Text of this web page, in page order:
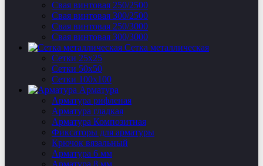
Свая винтовая 250/2500
Свая винтовая 300/2500
Свая винтовая 250/3000
Свая винтовая 300/3000
Сетка металлическая
Сетки 25х25
Сетки 50х50
Сетки 100х100
Арматура
Арматура рифленая
Арматура гладкая
Арматура Композитная
Фиксаторы для арматуры
Крючок вязальный
Арматура 6 мм
Арматура 8 мм